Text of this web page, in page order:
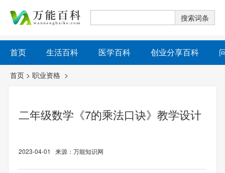
首页 生活百科 医学百科 创业分享百科
首页 > 职业资格 >
二年级数学《7的乘法口诀》教学设计
2023-04-01 来源：万能知识网